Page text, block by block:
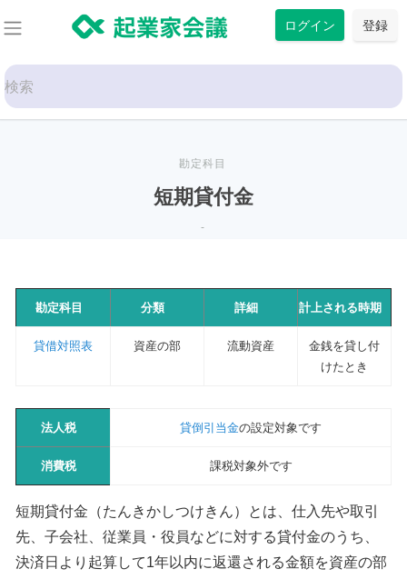
ン
テ
ン
Search
for:
ログイン 登録
勘定科目
短期貸付金
-
勘定科目 分類 詳細 計上される時期
貸借対照表 資産の部 流動資産
金銭を貸し付
けたとき
法人税 貸倒引当金の設定対象です
消費税 課税対象外です
短期貸付金（たんきかしつけきん）とは、仕入先や取引
先、子会社、従業員・役員などに対する貸付金のうち、
決済日より起算して1年以内に返還される金額を資産の部